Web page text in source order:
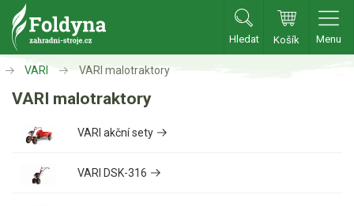
Hledat Košík Menu
Zahradní traktory
Zahradní traktory
Zahradní ridery
Příslušenství
VARI VARI malotraktory
VARI malotraktory
VARI akční sety
VARI DSK-316